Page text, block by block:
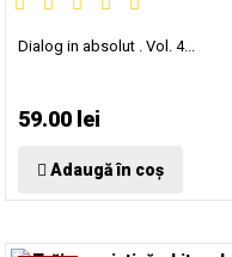
Dialog in absolut . Vol. 4...
59.00 lei
Adaugă în coș